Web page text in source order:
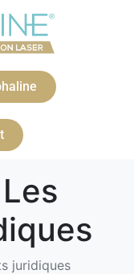
juridiques